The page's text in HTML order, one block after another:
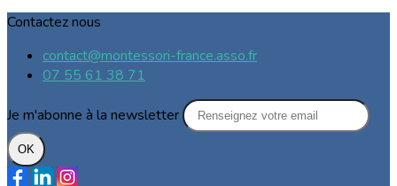
Contactez nous
contact@montessori-france.asso.fr
07 55 61 38 71
Je m'abonne à la newsletter
OK